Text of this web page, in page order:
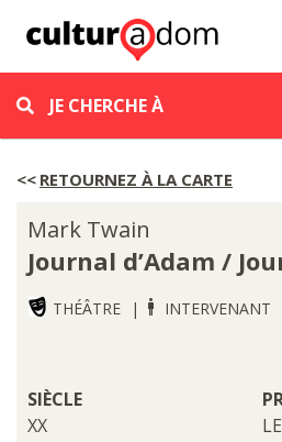
JE CHERCHE À
RETOURNEZ À LA CARTE
Mark Twain
Journal d’Adam /
THÉÂTRE INTERVENANT
SIÈCLE
XX